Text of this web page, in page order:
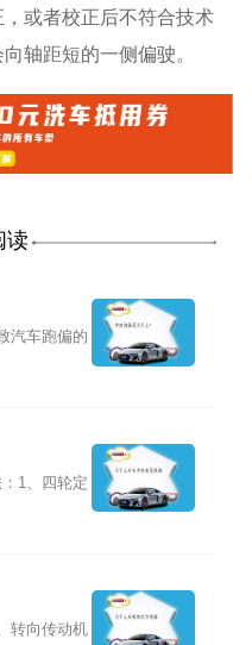
或者校正后不符合技术
轴距短的一侧偏驶。
读
汽车跑偏的
1、四轮定
转向传动机